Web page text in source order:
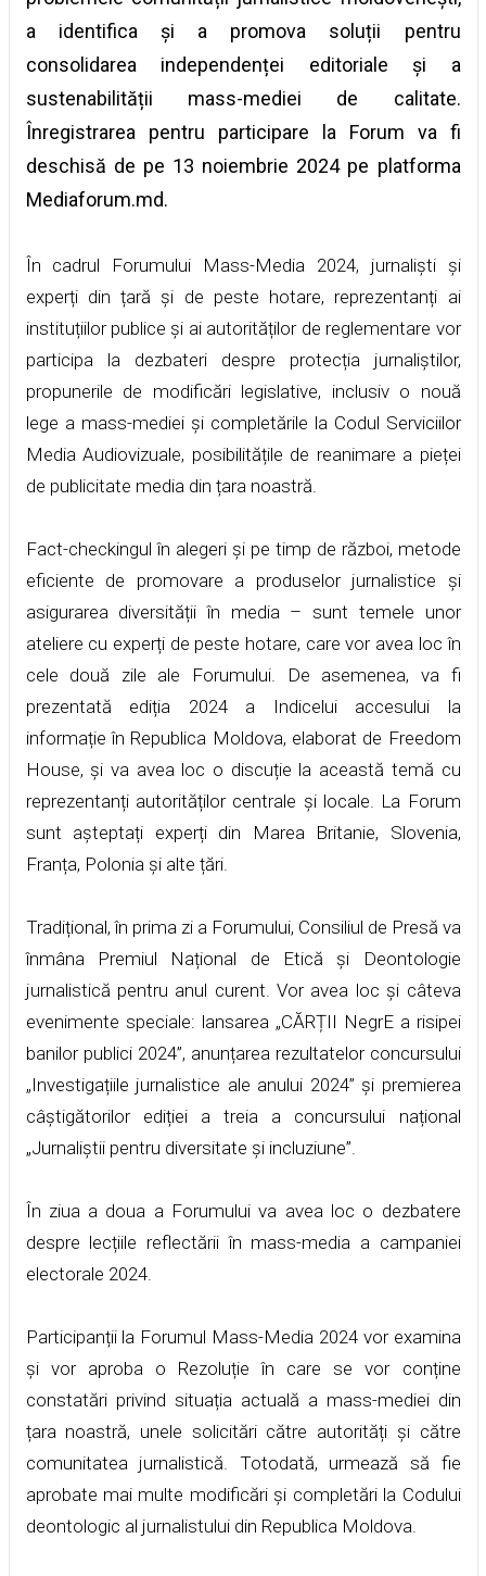
a identifica și a promova soluții pentru
consolidarea independenței editoriale și a
sustenabilității mass-mediei de calitate.
Înregistrarea pentru participare la Forum va fi
deschisă de pe 13 noiembrie 2024 pe platforma
Mediaforum.md.
În cadrul Forumului Mass-Media 2024, jurnaliști și
experți din țară și de peste hotare, reprezentanți ai
instituțiilor publice și ai autorităților de reglementare vor
participa la dezbateri despre protecția jurnaliștilor,
propunerile de modificări legislative, inclusiv o nouă
lege a mass-mediei și completările la Codul Serviciilor
Media Audiovizuale, posibilitățile de reanimare a pieței
de publicitate media din țara noastră.
Fact-checkingul în alegeri și pe timp de război, metode
eficiente de promovare a produselor jurnalistice și
asigurarea diversității în media – sunt temele unor
ateliere cu experți de peste hotare, care vor avea loc în
cele două zile ale Forumului. De asemenea, va fi
prezentată ediția 2024 a Indicelui accesului la
informație în Republica Moldova, elaborat de Freedom
House, și va avea loc o discuție la această temă cu
reprezentanți autorităților centrale și locale. La Forum
sunt așteptați experți din Marea Britanie, Slovenia,
Franța, Polonia și alte țări.
Tradițional, în prima zi a Forumului, Consiliul de Presă va
înmâna Premiul Național de Etică și Deontologie
jurnalistică pentru anul curent. Vor avea loc și câteva
evenimente speciale: lansarea „CĂRȚII NegrE a risipei
banilor publici 2024”, anunțarea rezultatelor concursului
„Investigațiile jurnalistice ale anului 2024” și premierea
câștigătorilor ediției a treia a concursului național
„Jurnaliștii pentru diversitate și incluziune”.
În ziua a doua a Forumului va avea loc o dezbatere
despre lecțiile reflectării în mass-media a campaniei
electorale 2024.
Participanții la Forumul Mass-Media 2024 vor examina
și vor aproba o Rezoluție în care se vor conține
constatări privind situația actuală a mass-mediei din
țara noastră, unele solicitări către autorități și către
comunitatea jurnalistică. Totodată, urmează să fie
aprobate mai multe modificări și completări la Codului
deontologic al jurnalistului din Republica Moldova.